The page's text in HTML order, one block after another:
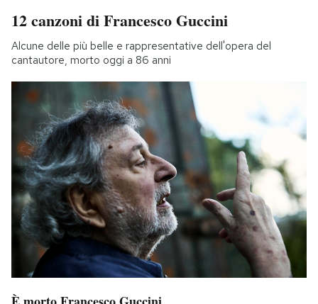
12 canzoni di Francesco Guccini
Alcune delle più belle e rappresentative dell'opera del
cantautore, morto oggi a 86 anni